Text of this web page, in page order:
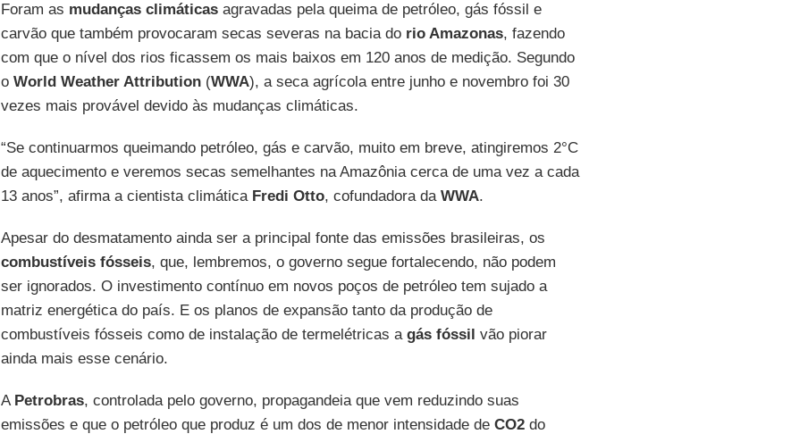
Foram as mudanças climáticasagravadas pela queima de petróleo, gás fóssil e
carvão que também provocaram secas severas na bacia dorio Amazonas, fazendo
com que o nível dos rios ficassem os mais baixos em 120 anos de medição. Segundo
o World Weather Attribution(WWA), a seca agrícola entre junho e novembro foi 30
vezes mais provável devido às mudanças climáticas.
“Se continuarmos queimando petróleo, gás e carvão, muito em breve, atingiremos 2°C
de aquecimento e veremos secas semelhantes na Amazônia cerca de uma vez a cada
13 anos”, afirma a cientista climática Fredi Otto, cofundadora da WWA.
Apesar do desmatamento ainda ser a principal fonte das emissões brasileiras, os
combustíveis fósseis, que, lembremos, o governo segue fortalecendo, não podem
ser ignorados. O investimento contínuo em novos poços de petróleo tem sujado a
matriz energética do país. E os planos de expansão tanto da produção de
combustíveis fósseis como de instalação de termelétricas a gás fóssil vão piorar
ainda mais esse cenário.
A Petrobras, controlada pelo governo, propagandeia que vem reduzindo suas
emissões e que o petróleo que produz é um dos de menor intensidade deCO2do